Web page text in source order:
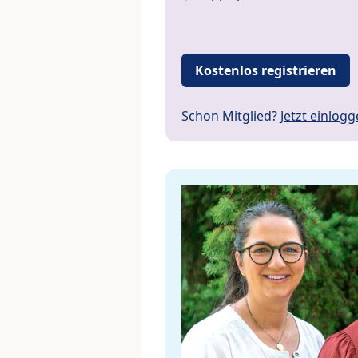
Kostenlos registrieren
Schon Mitglied? Jetzt